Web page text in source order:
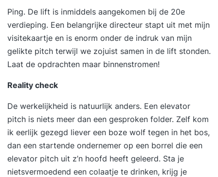
Ping. De lift is inmiddels aangekomen bij de 20e
verdieping. Een belangrijke directeur stapt uit met mijn
visitekaartje en is enorm onder de indruk van mijn
gelikte pitch terwijl we zojuist samen in de lift stonden.
Laat de opdrachten maar binnenstromen!
Reality check
De werkelijkheid is natuurlijk anders. Een elevator
pitch is niets meer dan een gesproken folder. Zelf kom
ik eerlijk gezegd liever een boze wolf tegen in het bos,
dan een startende ondernemer op een borrel die een
elevator pitch uit z’n hoofd heeft geleerd. Sta je
nietsvermoedend een colaatje te drinken, krijg je